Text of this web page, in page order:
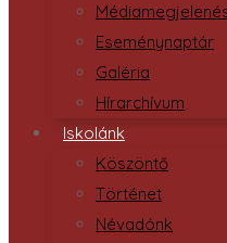
Eseménynaptár
Galéria
Hírarchívum
Iskolánk
Köszöntő
Történet
Névadónk